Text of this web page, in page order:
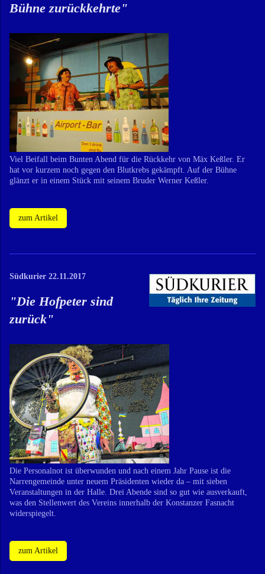
Bühne zurückkehrte"
Viel Beifall beim Bunten Abend für die Rückkehr von Mäx Keßler. Er
hat vor kurzem noch gegen den Blutkrebs gekämpft. Auf der Bühne
glänzt er in einem Stück mit seinem Bruder Werner Keßler.
zum Artikel
Südkurier 22.11.2017
"Die Hofpeter sind
zurück"
Die Personalnot ist überwunden und nach einem Jahr Pause ist die
Narrengemeinde unter neuem Präsidenten wieder da – mit sieben
Veranstaltungen in der Halle. Drei Abende sind so gut wie ausverkauft,
was den Stellenwert des Vereins innerhalb der Konstanzer Fasnacht
widerspiegelt.
zum Artikel